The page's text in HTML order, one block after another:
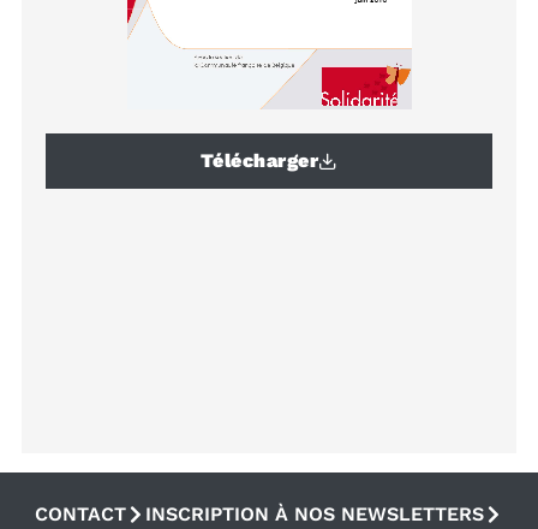
Télécharger
CONTACT INSCRIPTION À NOS NEWSLETTERS